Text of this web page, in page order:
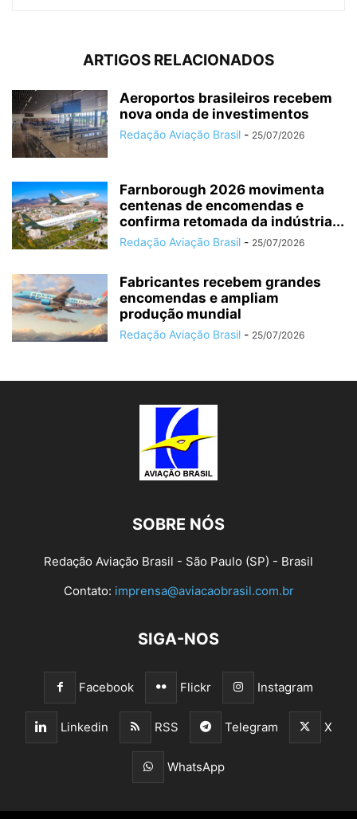
ARTIGOS RELACIONADOS
Aeroportos brasileiros recebem
nova onda de investimentos
Redação Aviação Brasil - 25/07/2026
Farnborough 2026 movimenta
centenas de encomendas e
confirma retomada da indústria...
Redação Aviação Brasil - 25/07/2026
Fabricantes recebem grandes
encomendas e ampliam
produção mundial
Redação Aviação Brasil - 25/07/2026
SOBRE NÓS
Redação Aviação Brasil - São Paulo (SP) - Brasil
Contato: imprensa@aviacaobrasil.com.br
SIGA-NOS
Facebook Flickr Instagram
Linkedin RSS Telegram X
WhatsApp